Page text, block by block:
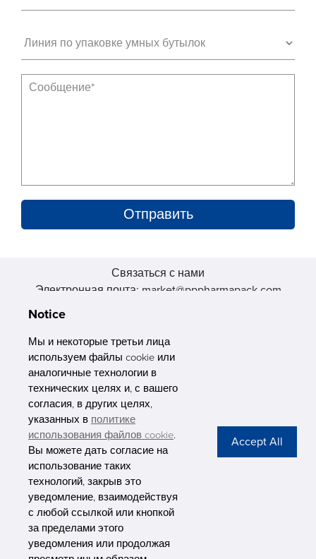
Связаться с нами
Электронная почта: market@pppharmapack.com
511356, Гуанчжоу, провинция GU case G building, Китай
PHARMAPACK
ABOUT US
Privacy Stateme
Notice
Мы и некоторые третьи лица
используем файлы cookie или
аналогичные технологии в
технических целях и, с вашего
согласия, в других целях,
указанных в политике
использования файлов cookie.
Вы можете дать согласие на
использование таких
технологий, закрыв это
уведомление, взаимодействуя
с любой ссылкой или кнопкой
за пределами этого
уведомления или продолжая